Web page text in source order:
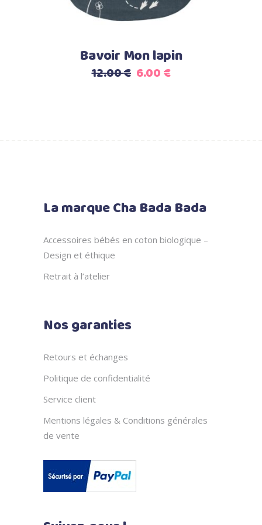
Bavoir Mon lapin
12.00€ Le
6.00€Le
La marque Cha Bada Bada
Accessoires bébés en coton biologique –
Design et éthique
Retrait à l’atelier
Nos garanties
Retours et échanges
Politique de confidentialité
Service client
Mentions légales & Conditions générales
de vente